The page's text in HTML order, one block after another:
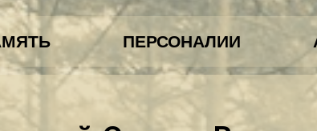
ПЕРСОНАЛИИ